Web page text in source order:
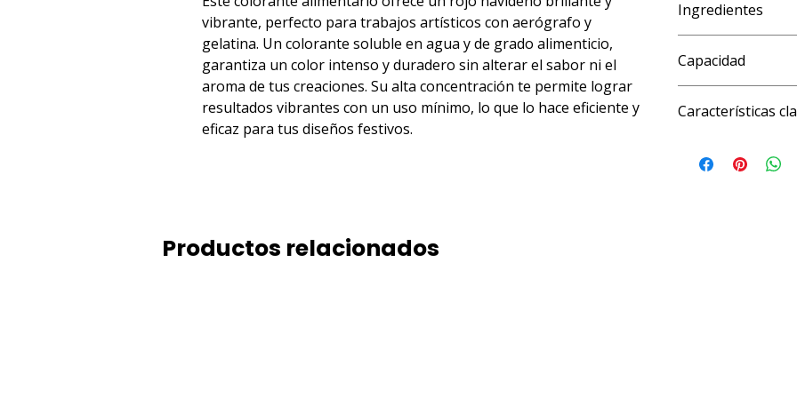
vibrante, perfecto para trabajos artísticos con aerógrafo y
gelatina. Un colorante soluble en agua y de grado alimenticio,
garantiza un color intenso y duradero sin alterar el sabor ni el
aroma de tus creaciones. Su alta concentración te permite lograr
resultados vibrantes con un uso mínimo, lo que lo hace eficiente y
eficaz para tus diseños festivos.
Ingredientes
No. 40 Allura CI
sodio y sorbato de
Capacidad
Características
Productos relacionados